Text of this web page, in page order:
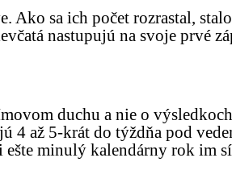
sa ich počet rozrastal,
nastupujú na svoje prvé
duchu a nie o
4 až 5-krát do týždňa pod
minulý kalendárny rok im